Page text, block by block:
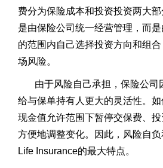
费分为保险成本和投资投资两大
是由保险公司统一经营管理，而
的范围内自己选择投资方向和组
场风险。
由于风险自己承担，保险公司
给与保单持有人更大的灵活性。
现金值允许范围下暂停交保费、
方便地调整变化。因此，风险自
Life Insurance的最大特点。